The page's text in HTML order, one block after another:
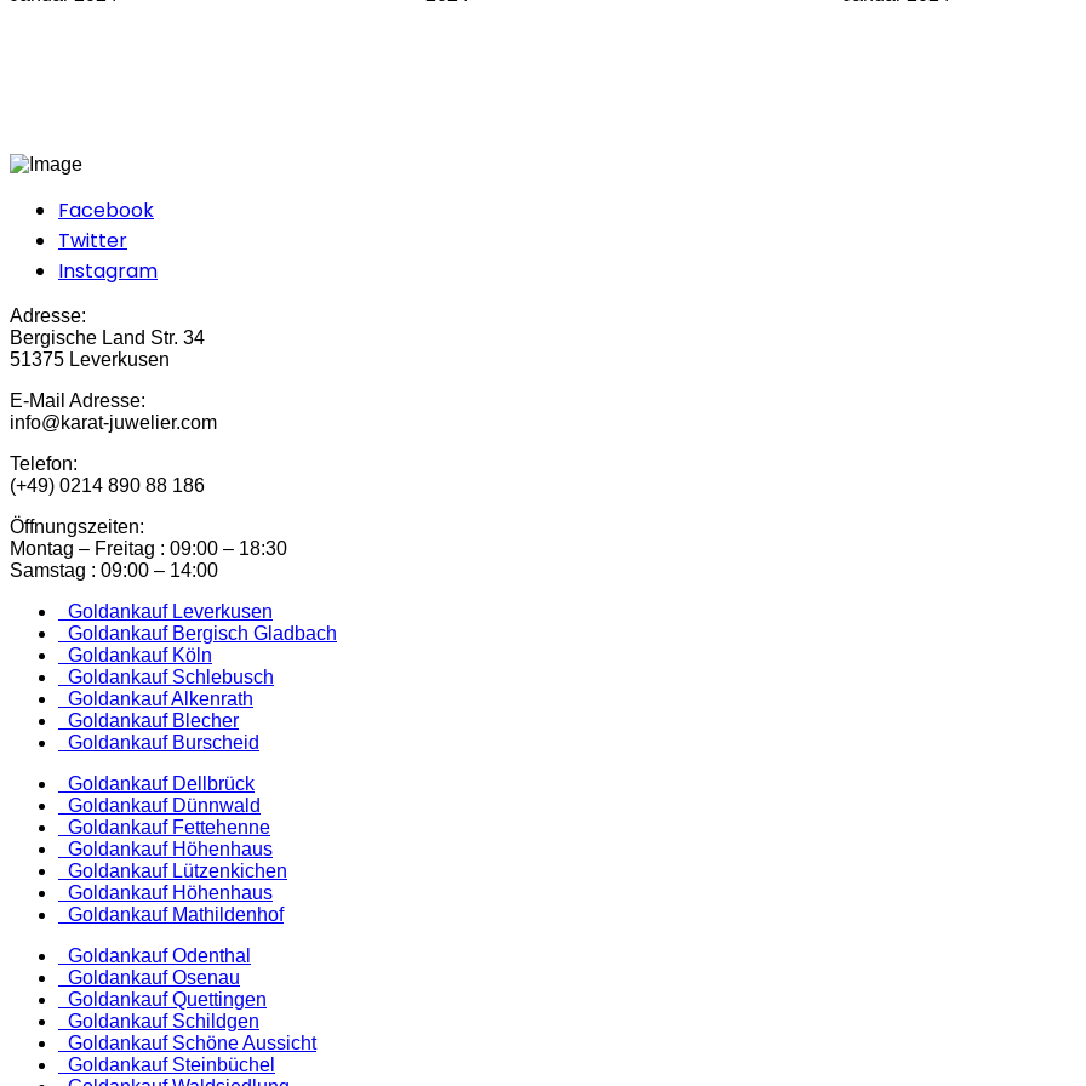
Facebook
Twitter
Instagram
Adresse:
Bergische Land Str. 34
51375 Leverkusen
E-Mail Adresse:
info@karat-juwelier.com
Telefon:
(+49) 0214 890 88 186
Öffnungszeiten:
Montag – Freitag : 09:00 – 18:30
Samstag : 09:00 – 14:00
Goldankauf Leverkusen
Goldankauf Bergisch Gladbach
Goldankauf Köln
Goldankauf Schlebusch
Goldankauf Alkenrath
Goldankauf Blecher
Goldankauf Burscheid
Goldankauf Dellbrück
Goldankauf Dünnwald
Goldankauf Fettehenne
Goldankauf Höhenhaus
Goldankauf Lützenkichen
Goldankauf Höhenhaus
Goldankauf Mathildenhof
Goldankauf Odenthal
Goldankauf Osenau
Goldankauf Quettingen
Goldankauf Schildgen
Goldankauf Schöne Aussicht
Goldankauf Steinbüchel